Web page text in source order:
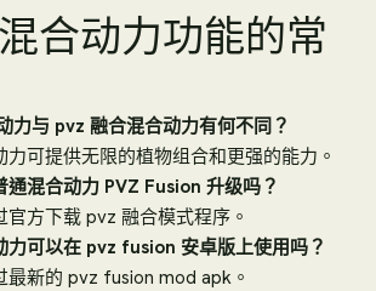
合动力功能的常
力与 pvz 融合混合动力有何不同？
力可提供无限的植物组合和更强的能力。
通混合动力 PVZ Fusion 升级吗？
官方下载 pvz 融合模式程序。
力可以在 pvz fusion 安卓版上使用吗？
最新的 pvz fusion mod apk。